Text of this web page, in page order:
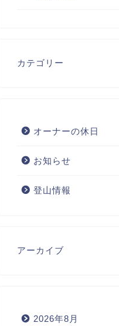
カテゴリー
オーナーの休日
お知らせ
登山情報
アーカイブ
2026年8月